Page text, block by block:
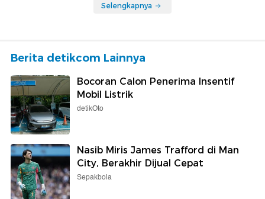
Selengkapnya
Berita detikcom Lainnya
Bocoran Calon Penerima Insentif
Mobil Listrik
detikOto
Nasib Miris James Trafford di Man
City, Berakhir Dijual Cepat
Sepakbola